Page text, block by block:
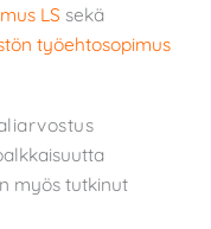
LS sekä
työehtosopimus
myös tutkinut